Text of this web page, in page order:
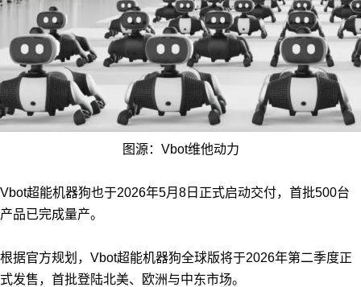
图源：Vbot维他动力
Vbot超能机器狗也于2026年5月8日正式启动交付，首批500台
产品已完成量产。
根据官方规划，Vbot超能机器狗全球版将于2026年第二季度正
式发售，首批登陆北美、欧洲与中东市场。